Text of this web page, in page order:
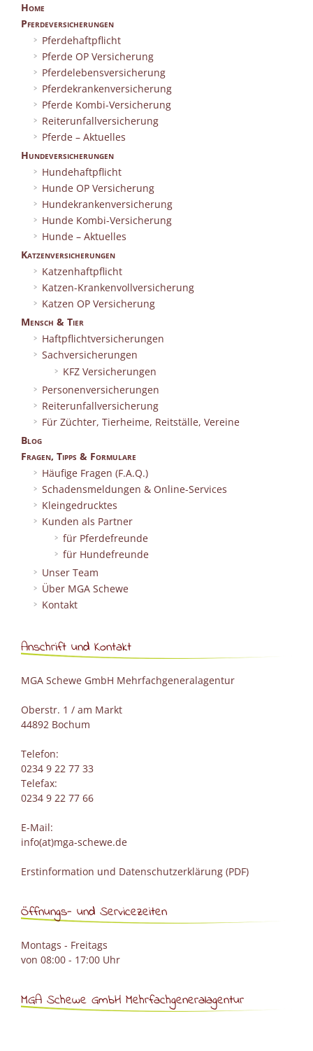
Home
Pferdeversicherungen
Pferdehaftpflicht
Pferde OP Versicherung
Pferdelebensversicherung
Pferdekrankenversicherung
Pferde Kombi-Versicherung
Reiterunfallversicherung
Pferde – Aktuelles
Hundeversicherungen
Hundehaftpflicht
Hunde OP Versicherung
Hundekrankenversicherung
Hunde Kombi-Versicherung
Hunde – Aktuelles
Katzenversicherungen
Katzenhaftpflicht
Katzen-Krankenvollversicherung
Katzen OP Versicherung
Mensch & Tier
Haftpflichtversicherungen
Sachversicherungen
KFZ Versicherungen
Personenversicherungen
Reiterunfallversicherung
Für Züchter, Tierheime, Reitställe, Vereine
Blog
Fragen, Tipps & Formulare
Häufige Fragen (F.A.Q.)
Schadensmeldungen & Online-Services
Kleingedrucktes
Kunden als Partner
für Pferdefreunde
für Hundefreunde
Unser Team
Über MGA Schewe
Kontakt
Anschrift und Kontakt
MGA Schewe GmbH Mehrfachgeneralagentur
Oberstr. 1 / am Markt
44892 Bochum
Telefon:
0234 9 22 77 33
Telefax:
0234 9 22 77 66
E-Mail:
info(at)mga-schewe.de
Erstinformation und Datenschutzerklärung (PDF)
Öffnungs- und Servicezeiten
Montags - Freitags
von 08:00 - 17:00 Uhr
MGA Schewe GmbH Mehrfachgeneralagentur